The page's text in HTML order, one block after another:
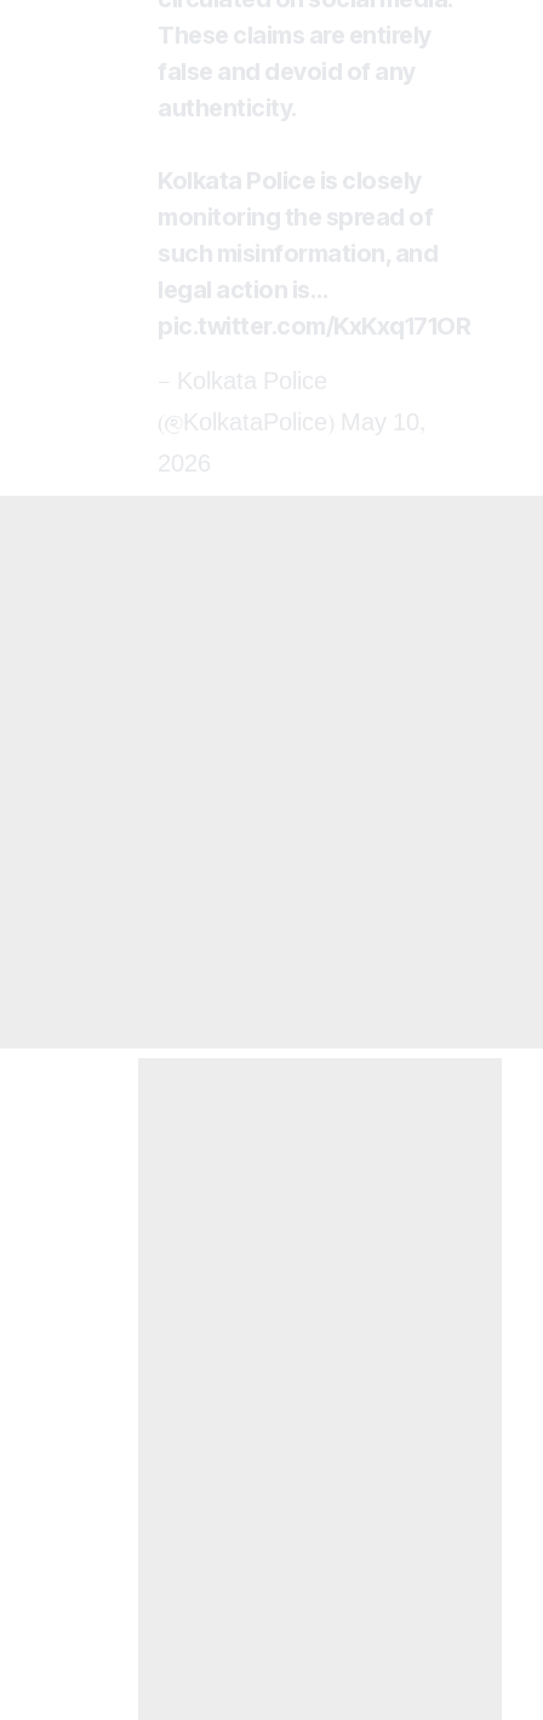
These claims are entirely
false and devoid of any
authenticity.
Kolkata Police is closely
monitoring the spread of
such misinformation, and
legal action is…
pic.twitter.com/KxKxq171OR
— Kolkata Police
(@KolkataPolice) May 10,
2026